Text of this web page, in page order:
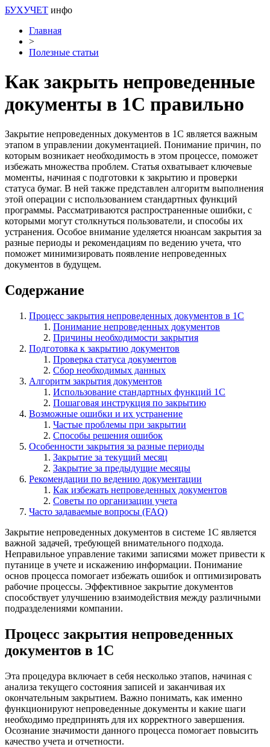
БУХУЧЕТ инфо
Главная
>
Полезные статьи
Как закрыть непроведенные
документы в 1С правильно
Закрытие непроведенных документов в 1С является важным
этапом в управлении документацией. Понимание причин, по
которым возникает необходимость в этом процессе, поможет
избежать множества проблем. Статья охватывает ключевые
моменты, начиная с подготовки к закрытию и проверки
статуса бумаг. В ней также представлен алгоритм выполнения
этой операции с использованием стандартных функций
программы. Рассматриваются распространенные ошибки, с
которыми могут столкнуться пользователи, и способы их
устранения. Особое внимание уделяется нюансам закрытия за
разные периоды и рекомендациям по ведению учета, что
поможет минимизировать появление непроведенных
документов в будущем.
Содержание
Процесс закрытия непроведенных документов в 1С
Понимание непроведенных документов
Причины необходимости закрытия
Подготовка к закрытию документов
Проверка статуса документов
Сбор необходимых данных
Алгоритм закрытия документов
Использование стандартных функций 1С
Пошаговая инструкция по закрытию
Возможные ошибки и их устранение
Частые проблемы при закрытии
Способы решения ошибок
Особенности закрытия за разные периоды
Закрытие за текущий месяц
Закрытие за предыдущие месяцы
Рекомендации по ведению документации
Как избежать непроведенных документов
Советы по организации учета
Часто задаваемые вопросы (FAQ)
Закрытие непроведенных документов в системе 1С является
важной задачей, требующей внимательного подхода.
Неправильное управление такими записями может привести к
путанице в учете и искажению информации. Понимание
основ процесса помогает избежать ошибок и оптимизировать
рабочие процессы. Эффективное закрытие документов
способствует улучшению взаимодействия между различными
подразделениями компании.
Процесс закрытия непроведенных
документов в 1С
Эта процедура включает в себя несколько этапов, начиная с
анализа текущего состояния записей и заканчивая их
окончательным закрытием. Важно понимать, как именно
функционируют непроведенные документы и какие шаги
необходимо предпринять для их корректного завершения.
Осознание значимости данного процесса помогает повысить
качество учета и отчетности.